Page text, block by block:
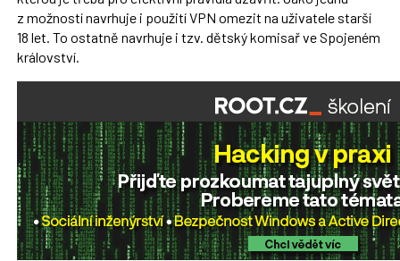
z možností navrhuje i použití VPN omezit na uživatele starší
18 let. To ostatně navrhuje i tzv. dětský komisař ve Spojeném
království.